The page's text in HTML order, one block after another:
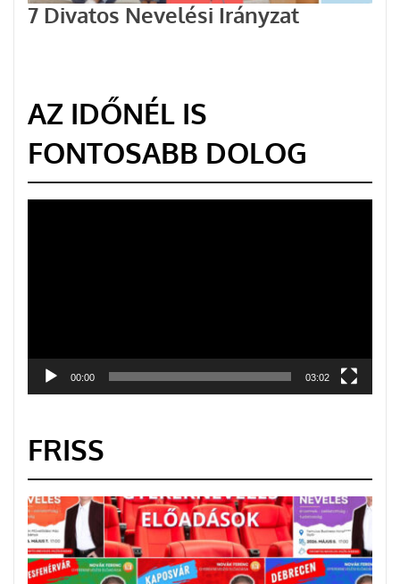
7 Divatos Nevelési Irányzat
AZ IDŐNÉL IS
FONTOSABB DOLOG
00:00 03:02
FRISS